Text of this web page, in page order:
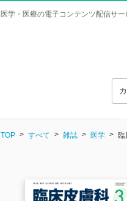
医学・医療の電子コンテンツ配信サー
TOP すべて 雑誌 医学